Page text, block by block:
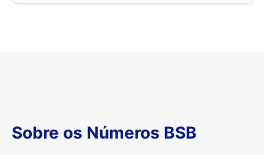
Sobre os Números BSB